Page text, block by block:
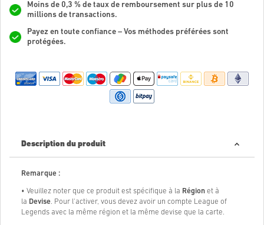
Moins de 0,3 % de taux de remboursement sur plus de 10
millions de transactions.
Payez en toute confiance – Vos méthodes préférées sont
protégées.
Description du produit
Remarque :
• Veuillez noter que ce produit est spécifique à la Région et à
la Devise. Pour l'activer, vous devez avoir un compte League of
Legends avec la même région et la même devise que la carte.